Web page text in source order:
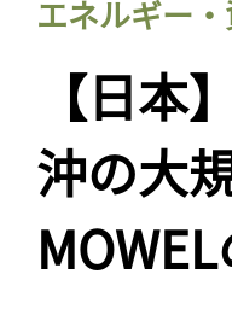
エネルギー
【日
沖の大